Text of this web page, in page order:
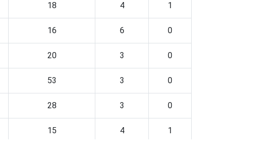
18 4 1
16 6 0
20 3 0
53 3 0
28 3 0
15 4 1